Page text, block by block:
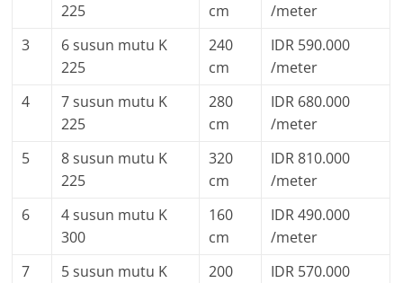
225
cm
/meter
3
6 susun mutu K
225
240
cm
IDR 590.000
/meter
4
7 susun mutu K
225
280
cm
IDR 680.000
/meter
5
8 susun mutu K
225
320
cm
IDR 810.000
/meter
6
4 susun mutu K
300
160
cm
IDR 490.000
/meter
7
5 susun mutu K
200
IDR 570.000